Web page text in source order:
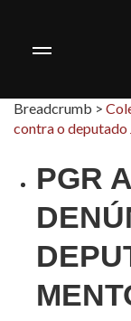
Breadcrumb >
contra o deputado
PGR